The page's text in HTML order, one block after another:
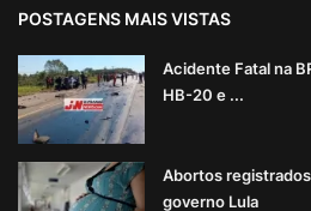
POSTAGENS MAIS VISTAS
Acidente Fatal na
HB-20 e ...
Abortos
governo Lula